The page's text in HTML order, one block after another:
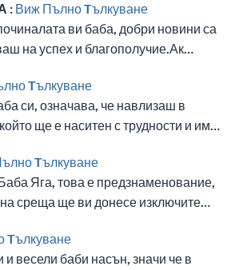
: Виж Пълно Tълкуване
ви баба, добри новини са
на успех и благополучие.Ак…
Tълкуване
си, означава, че навлизаш в
ще е наситен с трудности и им…
Tълкуване
Яга, това е предзнаменование,
среща ще ви донесе изключите…
Tълкуване
весели баби насън, значи че в